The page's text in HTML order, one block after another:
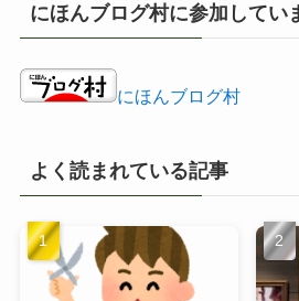
ブ
にほんブログ村に参加してい
にほんブログ村
よく読まれている記事